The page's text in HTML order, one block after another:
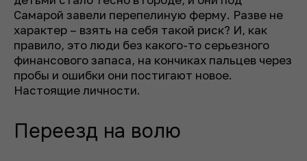
Самарой завели перепелиную ферму. Разве не
характер – взять на себя такой риск? И, как
правило, это люди без какого-то серьезного
финансового запаса, на кончиках пальцев через
пробы и ошибки они постигают новое.
Настоящие личности.
Переезд на волю